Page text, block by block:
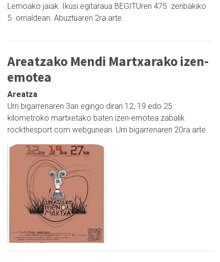
Lemoako jaiak. Ikusi egitaraua BEGITUren 475. zenbakiko
5. orrialdean. Abuztuaren 2ra arte.
Areatzako Mendi Martxarako izen-
emotea
Areatza
Urri bigarrenaren 3an egingo diran 12, 19 edo 25
kilometroko martxetako baten izen-emotea zabalik
rockthesport.com webgunean. Urri bigarrenaren 20ra arte.